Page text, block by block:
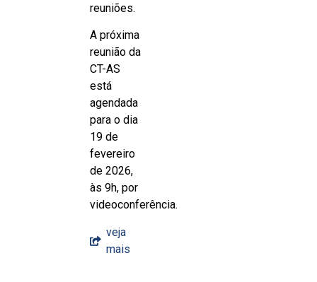
reuniões.
A próxima
reunião da
CT-AS
está
agendada
para o dia
19 de
fevereiro
de 2026,
às 9h, por
videoconferência.
veja
mais